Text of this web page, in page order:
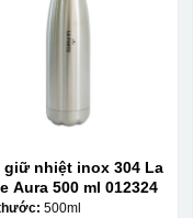
giữ nhiệt inox 304 La
Fonte Aura 500 ml 012324
500ml